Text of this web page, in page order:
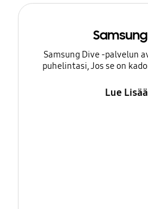
Samsung Dive -palvelun
puhelintasi, Jos se on
Lue Lisää